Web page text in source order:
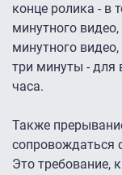
конце ролика - в
минутного
минутного
три минуты - для
часа.
Также
сопровождаться
Это требование,